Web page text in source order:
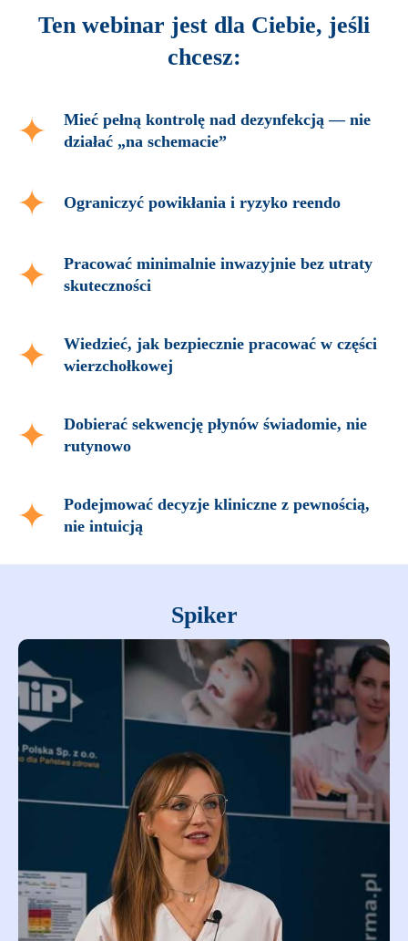
Ten webinar jest dla Ciebie, jeśli
chcesz:
Mieć pełną kontrolę nad dezynfekcją — nie
działać „na schemacie”
Ograniczyć powikłania i ryzyko reendo
Pracować minimalnie inwazyjnie bez utraty
skuteczności
Wiedzieć, jak bezpiecznie pracować w części
wierzchołkowej
Dobierać sekwencję płynów świadomie, nie
rutynowo
Podejmować decyzje kliniczne z pewnością,
nie intuicją
Spiker